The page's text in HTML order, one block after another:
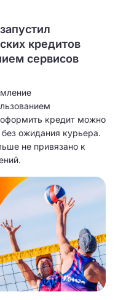
кредитов
сервисов
кредит можно
ожидания курьера.
не привязано к